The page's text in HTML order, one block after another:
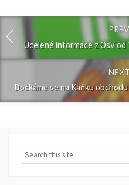
Ucelené informace z OsV od
Dočkáme se na Kaňku
Search